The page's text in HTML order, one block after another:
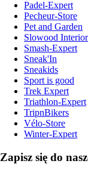
Padel-Expert
Pecheur-Store
Pet and Garden
Slowood Interior
Smash-Expert
Sneak'In
Sneakids
Sport is good
Trek Expert
Triathlon-Expert
TripnBikers
Vélo-Store
Winter-Expert
Zapisz się do